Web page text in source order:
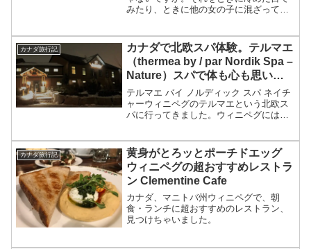
みたり、ときに他の女の子に混ざって嫌
トリア旅行記の更新が遅れてます
が・・・。バンクーバーから...
カナダ旅行記
カナダで北欧スパ体験。テルマエ
（thermea by / par Nordik Spa –
Nature）スパで体も心も思いっ
きりリラックス。
テルマエ バイ ノルディック スパ ネイチ
ャーウィニペグのテルマエという北欧ス
パに行ってきました。ウィニペグには
にしかない大きなスパ施設。2019年秋に
はト...
カナダ旅行記
黄身がとろッとポーチドエッグ
ウィニペグの超おすすめレストラ
ン Clementine Cafe
カナダ、マニトバ州ウィニペグで、朝
食・ランチに超おすすめのレストラン、
見つけちゃいました。